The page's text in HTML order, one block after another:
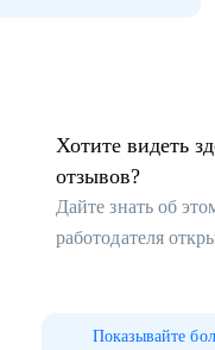
Хотите видеть
отзывов?
Дайте знать об
работодателя
Показывайте